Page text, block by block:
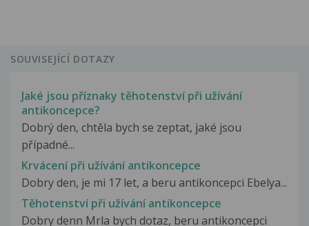
SOUVISEJÍCÍ DOTAZY
Jaké jsou příznaky těhotenství při užívání
antikoncepce?
Dobrý den, chtěla bych se zeptat, jaké jsou
případné...
Krvácení při užívání antikoncepce
Dobry den, je mi 17 let, a beru antikoncepci Ebelya...
Těhotenství při užívání antikoncepce
Dobry denn Mrla bych dotaz, beru antikoncepci